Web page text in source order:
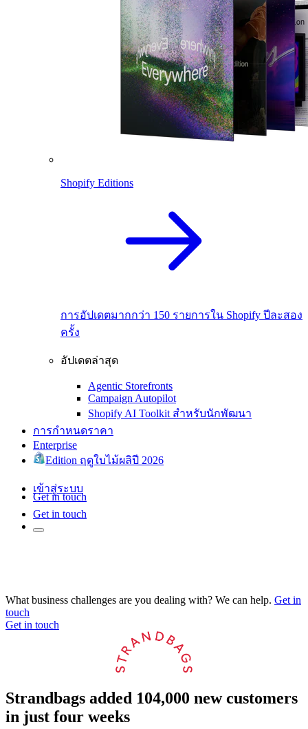
Shopify Editions
การอัปเดตมากกว่า 150 รายการใน Shopify ปีละสอง
ครั้ง
อัปเดตล่าสุด
Agentic Storefronts
Campaign Autopilot
Shopify AI Toolkit สำหรับนักพัฒนา
การกำหนดราคา
Enterprise
Edition ฤดูใบไม้ผลิปี 2026
เข้าสู่ระบบ
Get in touch
Get in touch
What business challenges are you dealing with? We can help. Get in
touch
Get in touch
Strandbags added 104,000 new customers
in just four weeks